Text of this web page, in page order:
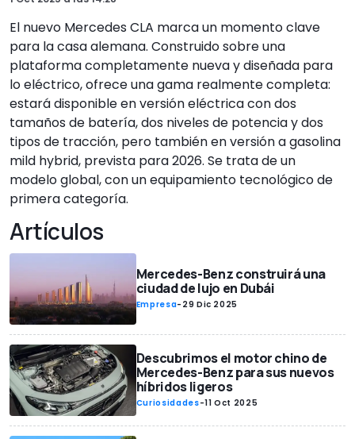
El nuevo Mercedes CLA marca un momento clave
para la casa alemana. Construido sobre una
plataforma completamente nueva y diseñada para
lo eléctrico, ofrece una gama realmente completa:
estará disponible en versión eléctrica con dos
tamaños de batería, dos niveles de potencia y dos
tipos de tracción, pero también en versión a gasolina
mild hybrid, prevista para 2026. Se trata de un
modelo global, con un equipamiento tecnológico de
primera categoría.
Artículos
Mercedes-Benz construirá una
ciudad de lujo en Dubái
Empresa- 29 Dic 2025
Descubrimos el motor chino de
Mercedes-Benz para sus nuevos
híbridos ligeros
Curiosidades-11 Oct 2025